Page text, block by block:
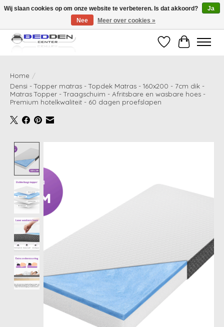
Standaard matrassen binnen 24 uur gratis geleverd!
Verlanglijst
Home /
Densi - Topper matras - Topdek Matras - 160x200 - 7cm dik -
Matras Topper - Traagschuim - Afritsbare en wasbare hoes -
Premium hotelkwaliteit - 60 dagen proefslapen
Wij slaan cookies op om onze website te verbeteren. Is dat akkoord?
Ja
Nee
Meer over cookies »